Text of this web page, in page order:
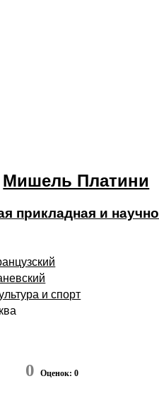
Мишель Платини
прикладная и
и спорт
0 Оценок: 0